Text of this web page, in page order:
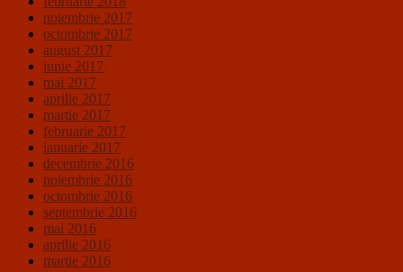
noiembrie 2017
octombrie 2017
august 2017
iunie 2017
mai 2017
aprilie 2017
martie 2017
februarie 2017
ianuarie 2017
decembrie 2016
noiembrie 2016
octombrie 2016
septembrie 2016
mai 2016
aprilie 2016
martie 2016